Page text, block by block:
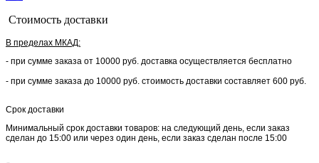
Стоимость доставки
В пределах МКАД:
- при сумме заказа от 10000 руб. доставка осуществляется бесплатно
- при сумме заказа до 10000 руб. стоимость доставки составляет 600 руб.
Срок доставки
Минимальный срок доставки товаров: на следующий день, если заказ
сделан до 15:00 или через один день, если заказ сделан после 15:00